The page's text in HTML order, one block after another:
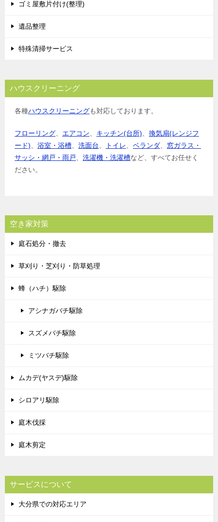
ゴミ屋敷片付け(整理)
遺品整理
特殊清掃サービス
ハウスクリーニング
各種ハウスクリーニングも対応しております。
フローリング、 エアコン、 キッチン(台所)、 換気扇(レンジフ
ード)、 浴室・浴槽、 洗面台、 トイレ、 ベランダ、 窓ガラス・
サッシ・網戸・雨戸、 洗濯機・洗濯槽など、すべてお任せく
ださい。
空き家対策
庭石処分・撤去
草刈り・芝刈り・防草処理
蜂（ハチ）駆除
アシナガバチ駆除
スズメバチ駆除
ミツバチ駆除
ムカデ(ヤスデ)駆除
シロアリ駆除
庭木伐採
庭木剪定
サービスについて
大分県での対応エリア